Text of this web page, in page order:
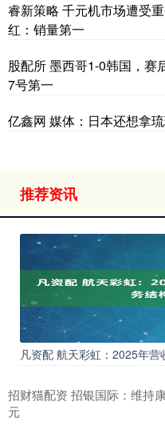
睿新策略 千元机市场遭受
红：销量第一
股配所 墨西哥1-0韩国，赛
7号第一
亿鑫网 媒体：日本还想拿
推荐资讯
凡资配 航天彩虹：2025年
招财猫配资 招银国际：维持
元